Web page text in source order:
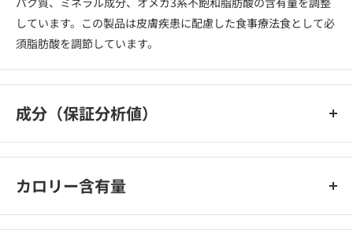
しています。この製品は皮膚疾患に配慮した食事療法食として必
須脂肪酸を調節しています。
成分（保証分析値）
たんぱく質: 26.0 %以上、 脂質: 9.0 %以上、 粗繊維: 8.2 %以
カロリー含有量
330 kcal/100g